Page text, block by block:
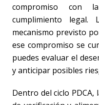
compromiso con
cumplimiento
mecanismo previsto
ese compromiso se
puedes evaluar el
y anticipar posibles
Dentro del ciclo